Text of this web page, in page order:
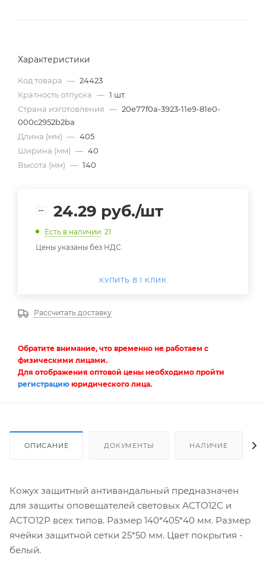
Характеристики
Код товара — 24423
Кратность отпуска — 1 шт.
Страна изготовления — 20e77f0a-3923-11e9-81e0-
000c2952b2ba
Длина (мм) — 405
Ширина (мм) — 40
Высота (мм) — 140
24.29 руб./шт
Есть в наличии: 21
Цены указаны без НДС.
КУПИТЬ В 1 КЛИК
Рассчитать доставку
Обратите внимание, что временно не работаем с
физическими лицами.
Для отображения оптовой цены необходимо пройти
регистрацию юридического лица.
ОПИСАНИЕ ДОКУМЕНТЫ НАЛИЧИЕ
Кожух защитный антивандальный предназначен
для защиты оповещателей световых АСТО12C и
АСТО12Р всех типов. Размер 140*405*40 мм. Размер
ячейки защитной сетки 25*50 мм. Цвет покрытия -
белый.